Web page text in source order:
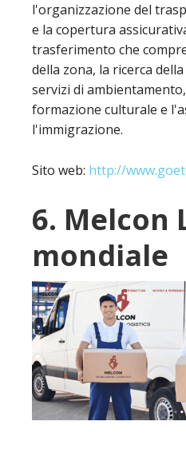
l'organizzazione del
e la copertura
trasferimento che
della zona, la ricerca
servizi di
formazione culturale e
l'immigrazione.
Sito web: http://
6. Melcon
mondiale